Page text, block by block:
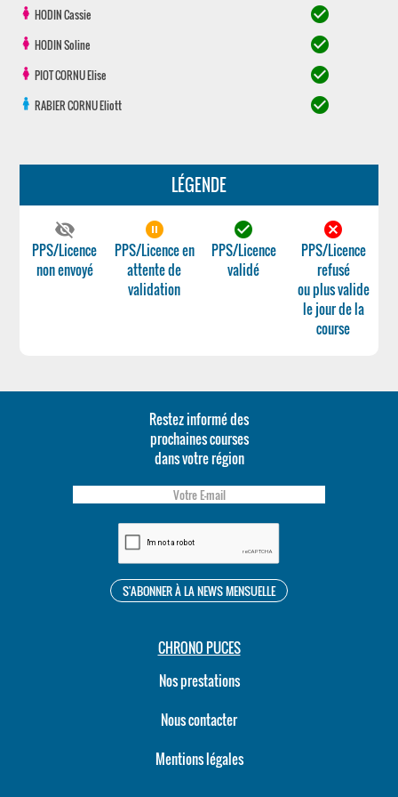
HODINCassie check_circle
HODINSoline check_circle
PIOT CORNUElise check_circle
RABIER CORNUEliott check_circle
LÉGENDE
visibility_off
PPS/Licence
non envoyé
pause_circle_filled
PPS/Licence en
attente de
validation
check_circle
PPS/Licence
validé
cancel
PPS/Licence
refusé
ou plus valide
le jour de la
course
Restez informé des
prochaines courses
dans votre région
CHRONO PUCES
Nos prestations
Nous contacter
Mentions légales